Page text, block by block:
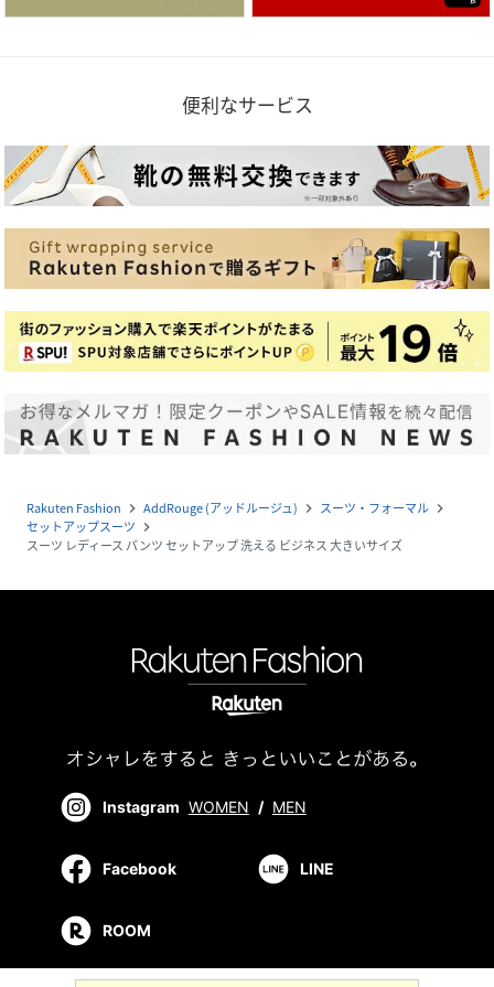
便利なサービス
Rakuten Fashion navigate_next AddRouge (アッドルージュ) navigate_next スーツ・フォーマル navigate_next
セットアップスーツ navigate_next
スーツ レディース パンツ セットアップ 洗える ビジネス 大きいサイズ
Instagram WOMEN / MEN
Facebook LINE
ROOM